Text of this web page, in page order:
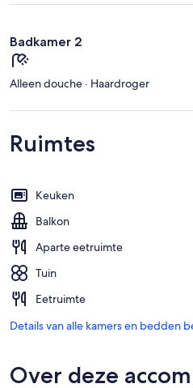
Badkamer 2
Alleen douche · Haardroger
Ruimtes
Keuken
Balkon
Aparte eetruimte
Tuin
Eetruimte
Details van alle kamers en bedden
Over deze